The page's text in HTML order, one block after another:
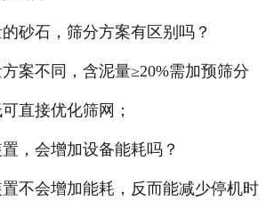
石，筛分方案有区别吗？
不同，含泥量≥20%需加预筛分
直接优化筛网；
会增加设备能耗吗？
会增加能耗，反而能减少停机时